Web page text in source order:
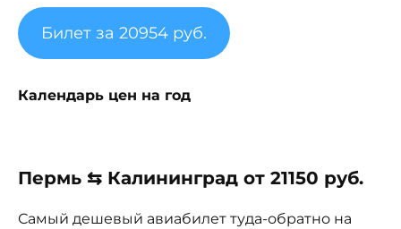
Билет за 20954 руб.
Календарь цен на год
Пермь ⇆ Калининград от 21150 руб.
Самый дешевый авиабилет туда-обратно на